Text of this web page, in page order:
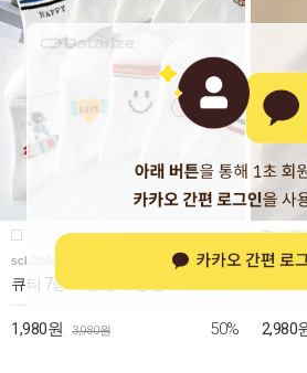
sck284a
큐티 7종 패턴 중목 양말
1,980원 3,980원 50%
hb045a
2,980